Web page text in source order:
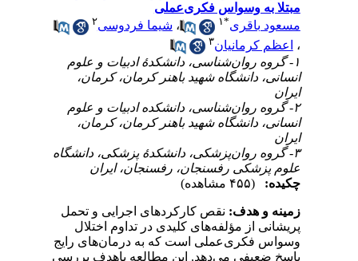
مبتلا به وسواس فکری‌عملی
مسعود باقری* ۱ ،شیما فردوسی
اعظم کرمانیان ۳
۱- گروه روان‌شناسی، دانشکدۀ ادبیات و علوم
انسانی، دانشگاه شهید باهنر کرمان، کرمان،
ایران
۲- گروه روان‌شناسی، دانشکده ادبیات و علوم
انسانی، دانشگاه شهید باهنر کرمان، کرمان،
ایران
۳- گروه روان‌پزشکی، دانشکدۀ پزشکی، دانشگاه
علوم پزشکی رفسنجان، رفسنجان، ایران
چکیده:
زمینه و هدف:نقص کارکردهای اجرایی و تحمل
پریشانی از مؤلفه‌های کلیدی در تداوم اختلال
وسواس فکری‌عملی است که به درمان‌های رایج
پاسخ ضعیفی می‌دهد. این مطالعه باهدف بررسی